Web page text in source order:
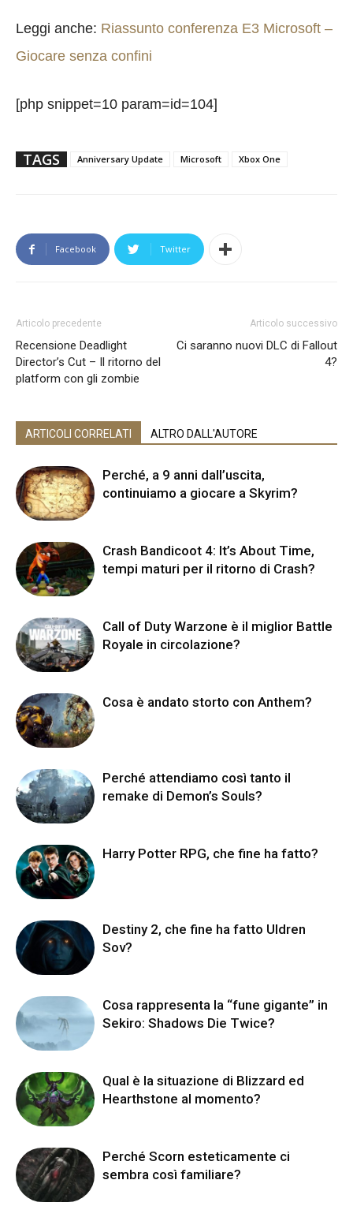
Leggi anche: Riassunto conferenza E3 Microsoft –
Giocare senza confini
[php snippet=10 param=id=104]
TAGS Anniversary Update Microsoft Xbox One
Facebook Twitter
Articolo precedente
Recensione Deadlight
Director’s Cut – Il ritorno del
platform con gli zombie
Articolo successivo
Ci saranno nuovi DLC di Fallout
4?
ARTICOLI CORRELATI ALTRO DALL'AUTORE
Perché, a 9 anni dall’uscita,
continuiamo a giocare a Skyrim?
Crash Bandicoot 4: It’s About Time,
tempi maturi per il ritorno di Crash?
Call of Duty Warzone è il miglior Battle
Royale in circolazione?
Cosa è andato storto con Anthem?
Perché attendiamo così tanto il
remake di Demon’s Souls?
Harry Potter RPG, che fine ha fatto?
Destiny 2, che fine ha fatto Uldren
Sov?
Cosa rappresenta la “fune gigante” in
Sekiro: Shadows Die Twice?
Qual è la situazione di Blizzard ed
Hearthstone al momento?
Perché Scorn esteticamente ci
sembra così familiare?